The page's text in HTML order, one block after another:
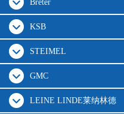
Breter
KSB
STEIMEL
GMC
LEINE LINDE莱纳林德